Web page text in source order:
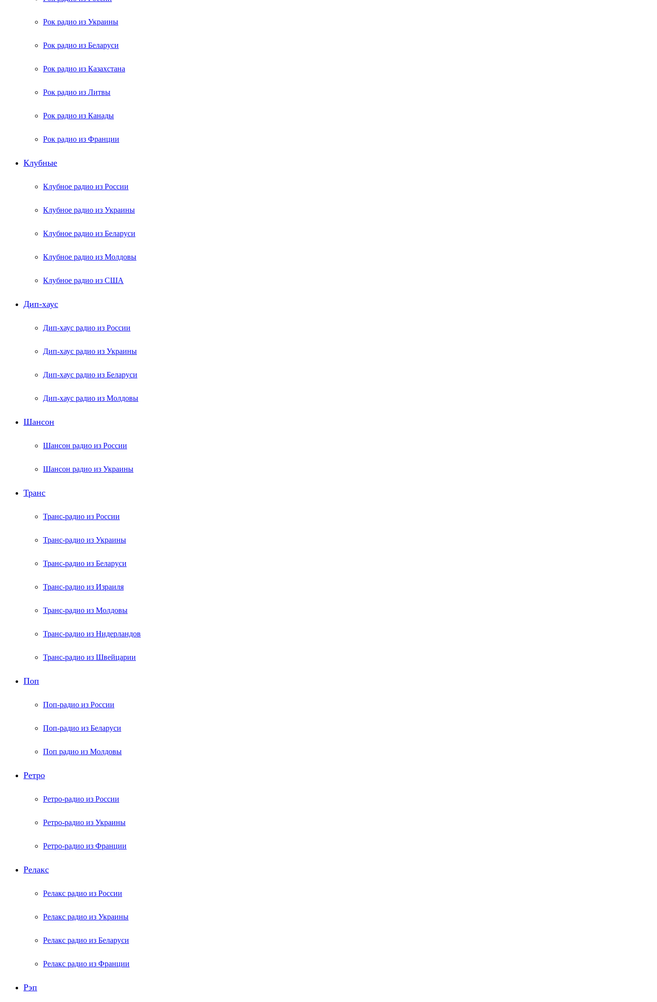
Рок радио из Украины
Рок радио из Беларуси
Рок радио из Казахстана
Рок радио из Литвы
Рок радио из Канады
Рок радио из Франции
Клубные
Клубное радио из России
Клубное радио из Украины
Клубное радио из Беларуси
Клубное радио из Молдовы
Клубное радио из США
Дип-хаус
Дип-хаус радио из России
Дип-хаус радио из Украины
Дип-хаус радио из Беларуси
Дип-хаус радио из Молдовы
Шансон
Шансон радио из России
Шансон радио из Украины
Транс
Транс-радио из России
Транс-радио из Украины
Транс-радио из Беларуси
Транс-радио из Израиля
Транс-радио из Молдовы
Транс-радио из Нидерландов
Транс-радио из Швейцарии
Поп
Поп-радио из России
Поп-радио из Беларуси
Поп радио из Молдовы
Ретро
Ретро-радио из России
Ретро-радио из Украины
Ретро-радио из Франции
Релакс
Релакс радио из России
Релакс радио из Украины
Релакс радио из Беларуси
Релакс радио из Франции
Рэп